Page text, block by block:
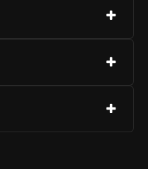
险，适合不熟悉合约
费用，费率为负时做